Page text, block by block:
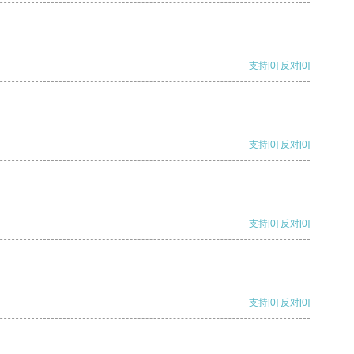
支持[0] 反对[0]
支持[0] 反对[0]
支持[0] 反对[0]
支持[0] 反对[0]